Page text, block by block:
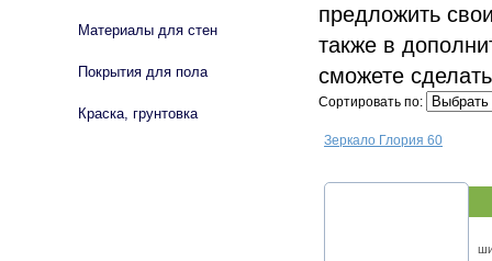
предложить
также в
сможете
Сортировать по:
Зеркало Глория 60
Материалы для стен
Покрытия для пола
Краска, грунтовка